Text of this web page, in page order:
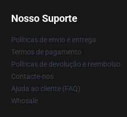
Nosso Suporte
Políticas de envio e entrega
Termos de pagamento
Políticas de devolução e reembolso
Contacte-nos
Ajuda ao cliente (FAQ)
Whosale